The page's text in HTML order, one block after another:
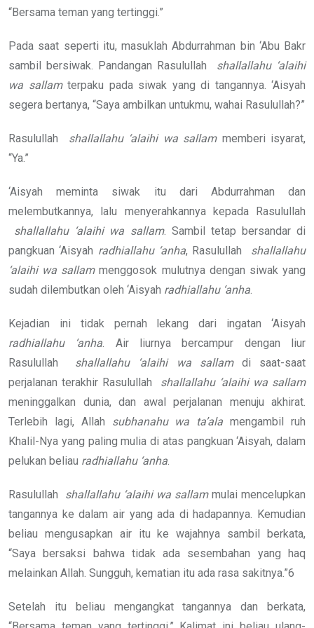
“Bersama teman yang tertinggi.”
Pada saat seperti itu, masuklah Abdurrahman bin ‘Abu Bakr
sambil bersiwak. Pandangan Rasulullah
shallallahu ‘alaihi
wa sallamterpaku pada siwak yang di tangannya. ‘Aisyah
segera bertanya, “Saya ambilkan untukmu, wahai Rasulullah?”
Rasulullah shallallahu ‘alaihi wa sallammemberi isyarat,
“Ya.”
‘Aisyah meminta siwak itu dari Abdurrahman dan
melembutkannya, lalu menyerahkannya kepada Rasulullah
shallallahu ‘alaihi wa sallam. Sambil tetap bersandar di
pangkuan ‘Aisyah radhiallahu ‘anha, Rasulullah
shallallahu
‘alaihi wa sallammenggosok mulutnya dengan siwak yang
sudah dilembutkan oleh ‘Aisyah radhiallahu ‘anha
Kejadian ini tidak pernah lekang dari ingatan ‘Aisyah
radhiallahu ‘anha . Air liurnya bercampur dengan liur
Rasulullah
shallallahu ‘alaihi wa sallamdi saat-saat
perjalanan terakhir Rasulullah
shallallahu ‘alaihi wa sallam
meninggalkan dunia, dan awal perjalanan menuju akhirat.
Terlebih lagi, Allah subhanahu wa ta’ala mengambil ruh
Khalil-Nya yang paling mulia di atas pangkuan ‘Aisyah, dalam
pelukan beliau radhiallahu ‘anha
Rasulullah shallallahu ‘alaihi wa sallammulai mencelupkan
tangannya ke dalam air yang ada di hadapannya. Kemudian
beliau mengusapkan air itu ke wajahnya sambil berkata,
“Saya bersaksi bahwa tidak ada sesembahan yang haq
melainkan Allah. Sungguh, kematian itu ada rasa sakitnya.”6
Setelah itu beliau mengangkat tangannya dan berkata,